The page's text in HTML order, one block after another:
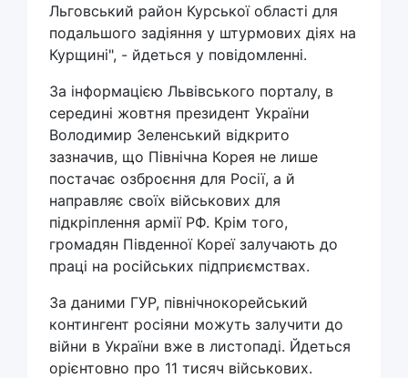
Льговський район Курської області для
подальшого задіяння у штурмових діях на
Курщині", - йдеться у повідомленні.
За інформацією Львівського порталу, в
середині жовтня президент України
Володимир Зеленський відкрито
зазначив, що Північна Корея не лише
постачає озброєння для Росії, а й
направляє своїх військових для
підкріплення армії РФ. Крім того,
громадян Південної Кореї залучають до
праці на російських підприємствах.
За даними ГУР, північнокорейський
контингент росіяни можуть залучити до
війни в України вже в листопаді. Йдеться
орієнтовно про 11 тисяч військових.